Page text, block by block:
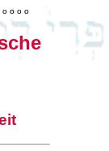
o o o o